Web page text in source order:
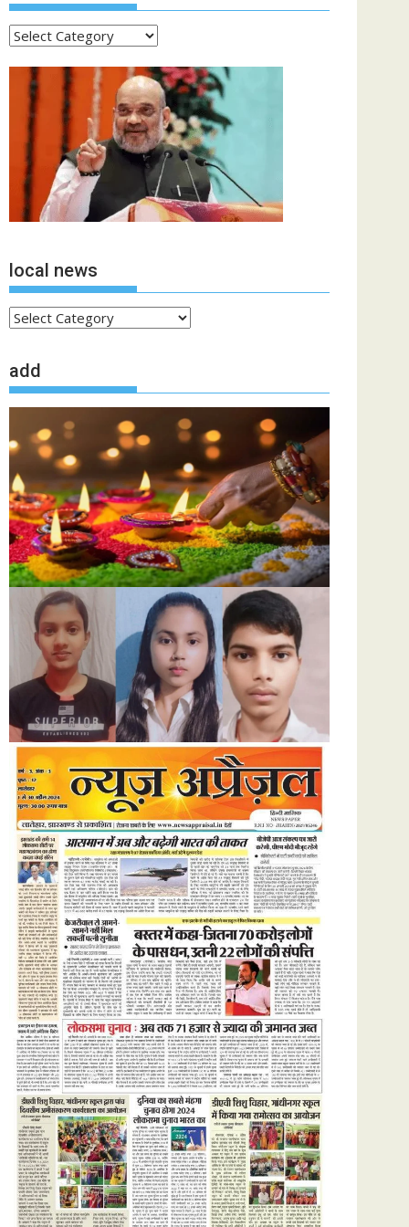
ताजा
local news
local
add